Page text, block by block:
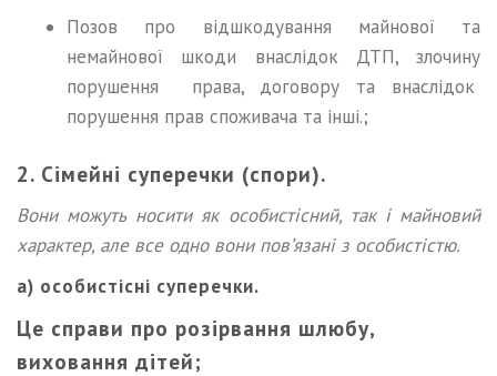
Позов про відшкодування майнової та
немайнової шкоди внаслідок ДТП, злочину
порушення права, договору та внаслідок
порушення прав споживача та інші.;
2. Сімейні суперечки (спори).
Вони можуть носити як особистісний, так і майновий
характер, але все одно вони пов’язані з особистістю.
а) особистісні суперечки.
Це справи про розірвання шлюбу,
виховання дітей;